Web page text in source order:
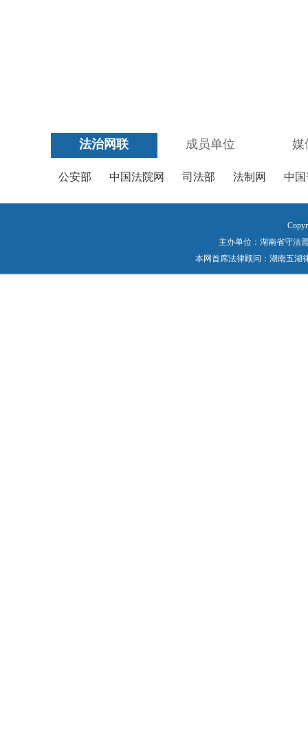
法治网联 成员单位 媒
公安部 中国法院网 司法部 法制网 中
主办单位：湖南省守法
本网首席法律顾问：湖南五湖